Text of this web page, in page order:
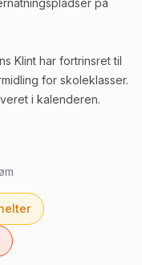
på
Klint har fortrinsret til
for skoleklasser.
i kalenderen.